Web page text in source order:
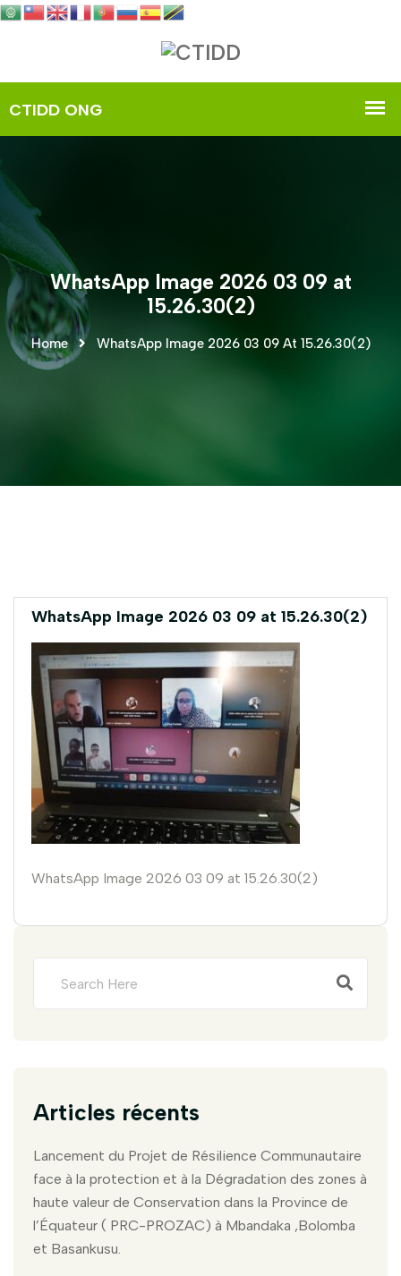
WhatsApp Image 2026 03 09 at
15.26.30(2)
Home WhatsApp Image 2026 03 09 At 15.26.30(2)
WhatsApp Image 2026 03 09 at 15.26.30(2)
WhatsApp Image 2026 03 09 at 15.26.30(2)
Articles récents
Lancement du Projet de Résilience Communautaire
face à la protection et à la Dégradation des zones à
haute valeur de Conservation dans la Province de
l’Équateur ( PRC-PROZAC) à Mbandaka ,Bolomba
et Basankusu.